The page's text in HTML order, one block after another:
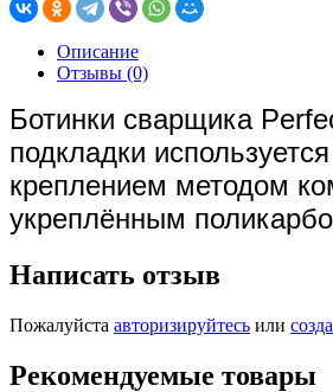
Описание
Отзывы (0)
Ботинки сварщика
подкладки
креплением методом
укреплённым
Написать отзыв
Пожалуйста авторизируйтесь или
Рекомендуемые товары